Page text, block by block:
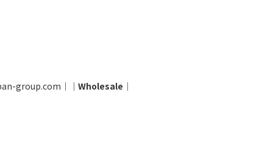
group.com │ │ Wholesale │